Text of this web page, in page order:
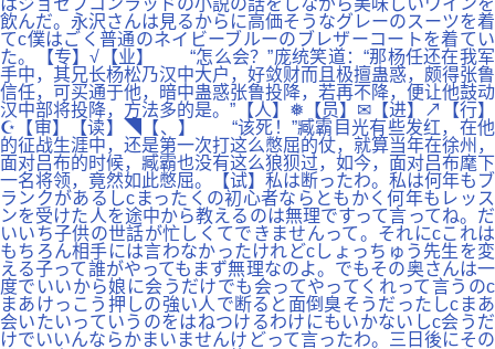
はジョセフコンラッドの小説の話をしながら美味しいワインを
飲んだ。永沢さんは見るからに高価そうなグレーのスーツを着
てc僕はごく普通のネイビーブルーのブレザーコートを着てい
た。【专】√【业】 “怎么会？”庞统笑道：“那杨任还在我军
手中，其兄长杨松乃汉中大户，好敛财而且极擅蛊惑，颇得张鲁
信任，可买通于他，暗中蛊惑张鲁投降，若再不降，便让他鼓动
汉中部将投降，方法多的是。”【人】❅【员】✉【进】↗【行】
☪【审】【读】◥【、】 “该死！”臧霸目光有些发红，在他
的征战生涯中，还是第一次打这么憋屈的仗，就算当年在徐州，
面对吕布的时候，臧霸也没有这么狼狈过，如今，面对吕布麾下
一名将领，竟然如此憋屈。【试】私は断ったわ。私は何年もブ
ランクがあるしcまったくの初心者ならともかく何年もレッス
ンを受けた人を途中から教えるのは無理ですって言ってね。だ
いいち子供の世話が忙しくてできませんって。それにcこれは
もちろん相手には言わなかったけれどcしょっちゅう先生を変
える子って誰がやってもまず無理なのよ。でもその奥さんは一
度でいいから娘に会うだけでも会ってやってくれって言うのc
まあけっこう押しの強い人で断ると面倒臭そうだったしcまあ
会いたいっていうのをはねつけるわけにもいかないしc会うだ
けでいいんならかまいませんけどって言ったわ。三日後にその